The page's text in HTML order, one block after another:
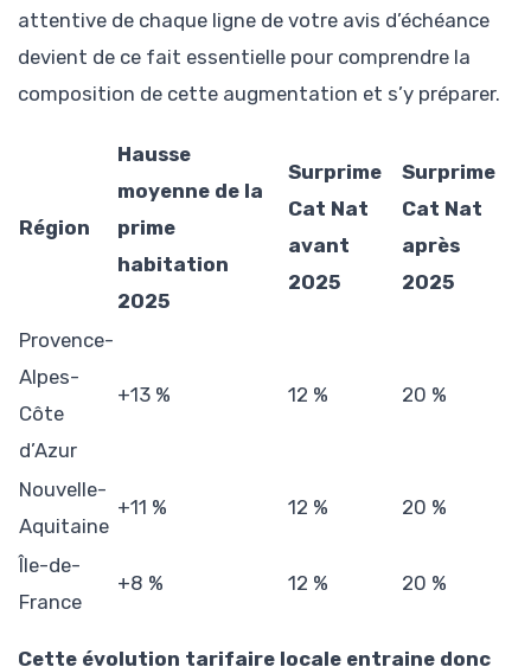
attentive de chaque ligne de votre avis d’échéance
devient de ce fait essentielle pour comprendre la
composition de cette augmentation et s’y préparer.
Région
Hausse
moyenne de la
prime
habitation
2025
Surprime
Cat Nat
avant
2025
Surprime
Cat Nat
après
2025
Provence-
Alpes-
Côte
d’Azur
+13 % 12 % 20 %
Nouvelle-
Aquitaine
+11 % 12 % 20 %
Île-de-
France
+8 % 12 % 20 %
Cette évolution tarifaire locale entraine donc